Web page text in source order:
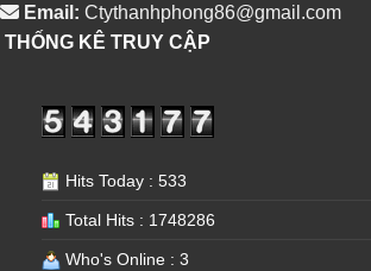
Email: Ctythanhphong86@gmail.com
THỐNG KÊ TRUY CẬP
Hits Today : 533
Total Hits : 1748286
Who's Online : 3